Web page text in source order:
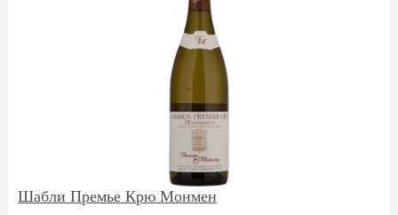
Шабли Премье Крю Монмен